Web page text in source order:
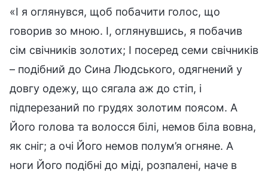
«І я оглянувся, щоб побачити голос, що
говорив зо мною. І, оглянувшись, я побачив
сім свічників золотих; І посеред семи свічників
– подібний до Сина Людського, одягнений у
довгу одежу, що сягала аж до стіп, і
підперезаний по грудях золотим поясом. А
Його голова та волосся білі, немов біла вовна,
як сніг; а очі Його немов полум’я огняне. А
ноги Його подібні до міді, розпалені, наче в